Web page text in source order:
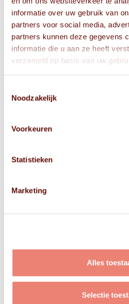
informatie over uw gebruik van
partners voor social media,
partners kunnen deze gegevens
informatie die u aan ze heeft
verzameld op basis van uw
Noodzakelijk
Voorkeuren
Statistieken
Marketing
Alles
Selectie